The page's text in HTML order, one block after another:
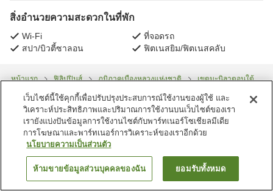
สิ่งอำนวยความสะดวกในที่พัก
Wi-Fi
ที่จอดรถ
สปา/บิวตี้ซาลอน
ฟิตเนสยิม/ฟิตเนสคลับ
หน้าแรก ฟิลิปปินส์ ภูมิภาคเมืองหลวงแห่งชาติ
เขตมะนิลาตอนใต้
อ๊อกซ์ฟอร์ด สวีทส์ มากาตี
ค้นหาห้องพัก
เว็บไซต์นี้ใช้คุกกี้เพื่อปรับปรุงประสบการณ์ใช้งานของผู้ใช้ และ
วิเคราะห์ประสิทธิภาพและปริมาณการใช้งานบนเว็บไซต์ของเรา
เรายังแบ่งปันข้อมูลการใช้งานไซต์กับพาร์ทเนอร์โซเชียลมีเดีย
การโฆษณาและพาร์ทเนอร์การวิเคราะห์ของเราอีกด้วย
นโยบายความเป็นส่วนตัว
ห้ามขายข้อมูลส่วนบุคคลของฉัน ยอมรับทั้งหมด